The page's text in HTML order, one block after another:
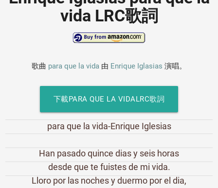
vida LRC歌詞
歌曲 para que la vida 由 Enrique Iglasias 演唱。
下載PARA QUE LA VIDALRC歌詞
para que la vida-Enrique Iglesias
Han pasado quince dias y seis horas
desde que te fuistes de mi vida.
Lloro por las noches y duermo por el dia,